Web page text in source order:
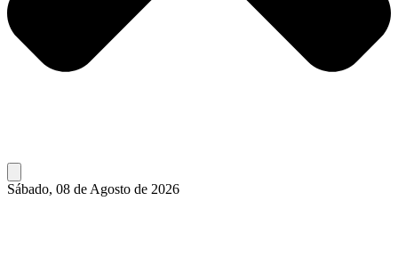
Sábado, 08 de Agosto de 2026